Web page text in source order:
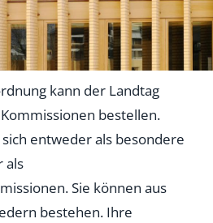
kann der Landtag
bestellen.
entweder als besondere
als
Sie können aus
bestehen. Ihre